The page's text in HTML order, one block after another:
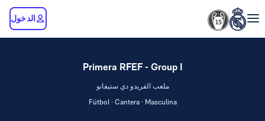
الدخول
Primera RFEF - Group I
ملعب الفريدو دي ستيفانو
Fútbol · Cantera · Masculina